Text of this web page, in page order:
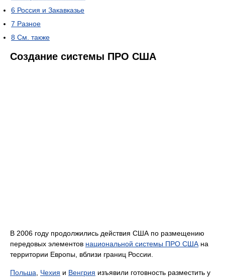
6 Россия и Закавказье
7 Разное
8 См. также
Создание системы ПРО США
В 2006 году продолжились действия США по размещению
передовых элементов национальной системы ПРО США на
территории Европы, вблизи границ России.
Польша Чехия и Венгрия изъявили готовность разместить у